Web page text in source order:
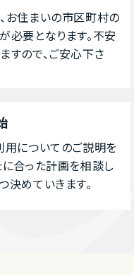
お住まいの市区町村の
必要となります。不安
すので、ご安⼼下さ
⽤についてのご説明を
に合った計画を相談し
決めていきます。